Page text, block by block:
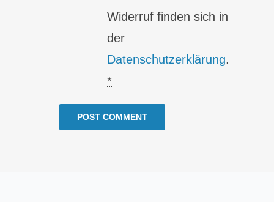
Widerruf finden sich in
der
Datenschutzerklärung.
*